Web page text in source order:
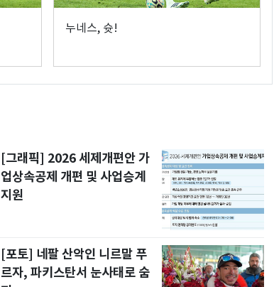
누네스, 슛!
[그래픽] 2026 세제개편안 가
업상속공제 개편 및 사업승계
지원
[포토] 네팔 산악인 니르말 푸
르자, 파키스탄서 눈사태로 숨